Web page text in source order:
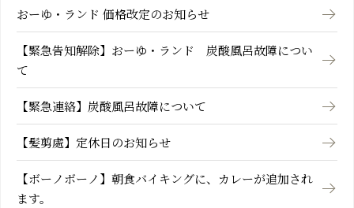
おーゆ・ランド 価格改定のお知らせ
【緊急告知解除】おーゆ・ランド 炭酸風呂故障につい
て
【緊急連絡】炭酸風呂故障について
【髪剪處】定休日のお知らせ
【ボーノボーノ】朝食バイキングに、カレーが追加され
ます。